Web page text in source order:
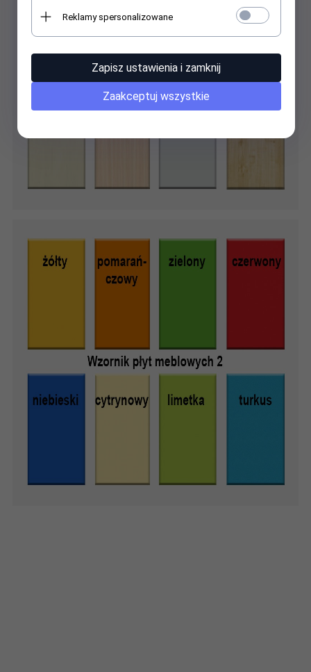
Reklamy spersonalizowane
Zapisz ustawienia i zamknij
Zaakceptuj wszystkie